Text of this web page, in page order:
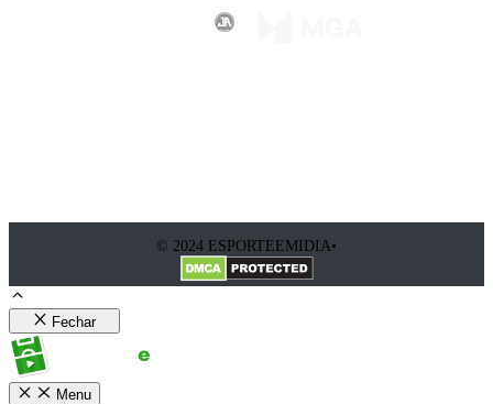
© 2024 ESPORTEEMIDIA•
Fechar
Menu